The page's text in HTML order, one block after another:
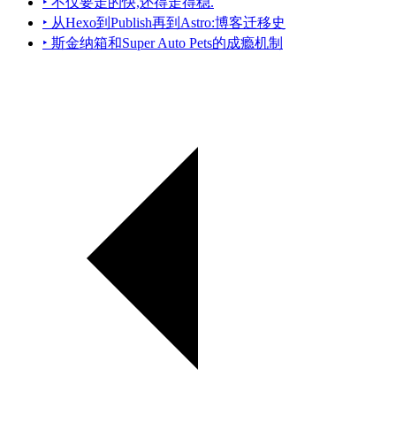
‣ 从Hexo到Publish再到Astro:博客迁移史
‣ 斯金纳箱和Super Auto Pets的成瘾机制